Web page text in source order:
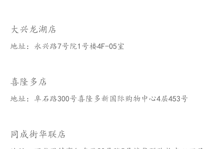
大兴龙湖店
地址：永兴路7号院1号楼4F-05室
喜隆多店
地址：阜石路300号喜隆多新国际购物中心4层453号
同成街华联店